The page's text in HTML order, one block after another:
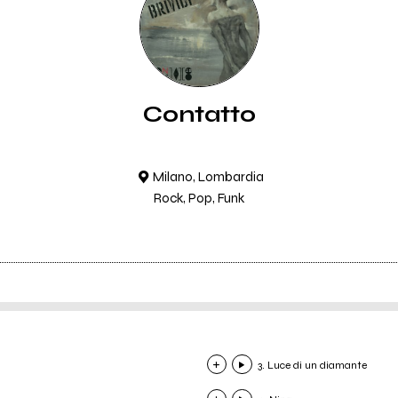
Contatto
Milano, Lombardia
Rock, Pop, Funk
3. Luce di un diamante